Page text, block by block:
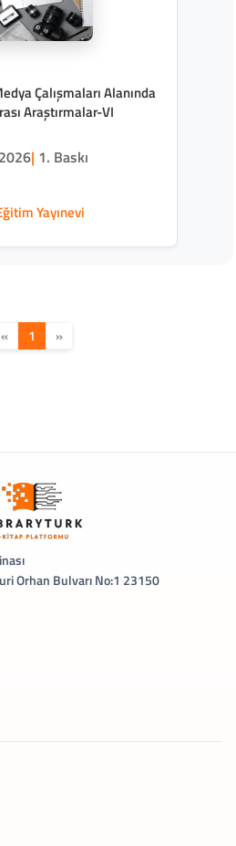
Çalışmaları Alanında
Araştırmalar-VI
2026| 1. Baskı
Yayınevi
« 1 »
Orhan Bulvarı No:1 23150